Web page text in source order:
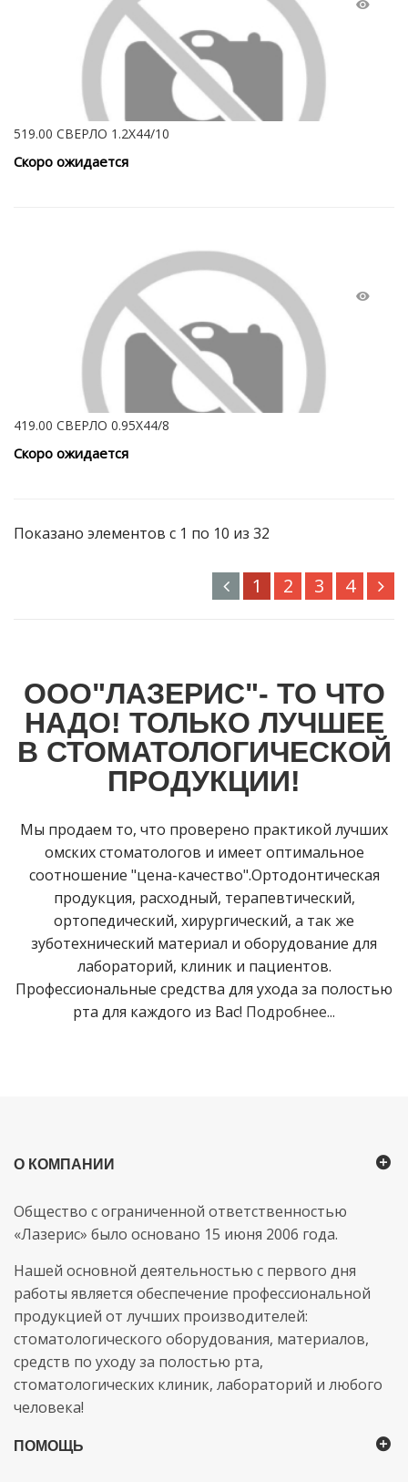
519.00 СВЕРЛО 1.2Х44/10
Скоро ожидается
419.00 СВЕРЛО 0.95Х44/8
Скоро ожидается
Показано элементов с 1 по 10 из 32
1 2 3 4
ООО"ЛАЗЕРИС"- ТО ЧТО
НАДО! ТОЛЬКО ЛУЧШЕЕ
В СТОМАТОЛОГИЧЕСКОЙ
ПРОДУКЦИИ!
Мы продаем то, что проверено практикой лучших
омских стоматологов и имеет оптимальное
соотношение "цена-качество".Ортодонтическая
продукция, расходный, терапевтический,
ортопедический, хирургический, а так же
зуботехнический материал и оборудование для
лабораторий, клиник и пациентов.
Профессиональные средства для ухода за полостью
рта для каждого из Вас! Подробнее...
О КОМПАНИИ
Общество с ограниченной ответственностью
«Лазерис» было основано 15 июня 2006 года.
Нашей основной деятельностью с первого дня
работы является обеспечение профессиональной
продукцией от лучших производителей:
стоматологического оборудования, материалов,
средств по уходу за полостью рта,
стоматологических клиник, лабораторий и любого
человека!
ПОМОЩЬ